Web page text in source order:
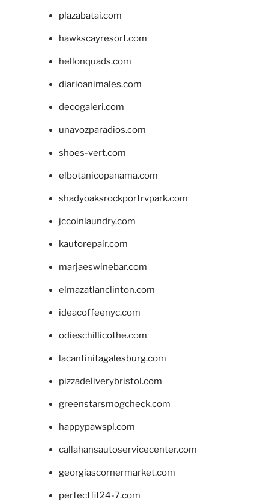
plazabatai.com
hawkscayresort.com
hellonquads.com
diarioanimales.com
decogaleri.com
unavozparadios.com
shoes-vert.com
elbotanicopanama.com
shadyoaksrockportrvpark.com
jccoinlaundry.com
kautorepair.com
marjaeswinebar.com
elmazatlanclinton.com
ideacoffeenyc.com
odieschillicothe.com
lacantinitagalesburg.com
pizzadeliverybristol.com
greenstarsmogcheck.com
happypawspl.com
callahansautoservicecenter.com
georgiascornermarket.com
perfectfit24-7.com